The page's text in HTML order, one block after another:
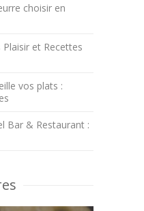
choisir en
et Recettes
vos plats :
Bar & Restaurant :